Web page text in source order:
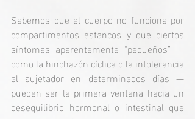
Sabemos que el cuerpo no funciona por
compartimentos estancos y que ciertos
síntomas aparentemente “pequeños” —
como la hinchazón cíclica o la intolerancia
al sujetador en determinados días —
pueden ser la primera ventana hacia un
desequilibrio hormonal o intestinal que